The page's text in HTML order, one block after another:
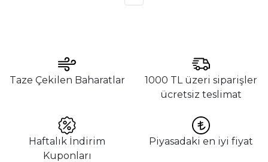
Taze Çekilen Baharatlar
1000 TL üzeri siparişler
ücretsiz teslimat
Haftalık İndirim
Kuponları
Piyasadaki en iyi fiyat